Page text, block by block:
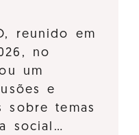
reunido em
no
um
e
sobre temas
social…